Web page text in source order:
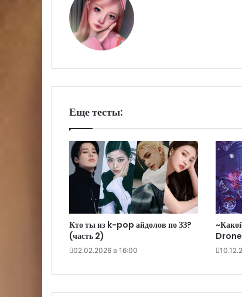
Еще тесты:
Кто ты из k-pop айдолов по ЗЗ?
(часть 2)
02.02.2026 в 16:00